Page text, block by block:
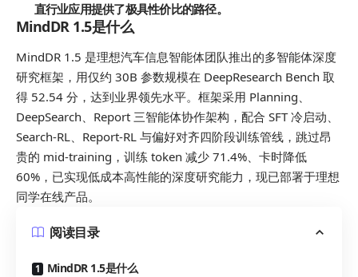
直行业应用提供了极具性价比的路径。
MindDR 1.5是什么
MindDR 1.5 是理想汽车信息智能体团队推出的多智能体深度
研究框架，用仅约 30B 参数规模在 DeepResearch Bench 取
得 52.54 分，达到业界领先水平。框架采用 Planning、
DeepSearch、Report 三智能体协作架构，配合 SFT 冷启动、
Search-RL、Report-RL 与偏好对齐四阶段训练管线，跳过昂
贵的 mid-training，训练 token 减少 71.4%、卡时降低
60%，已实现低成本高性能的深度研究能力，现已部署于理想
同学在线产品。
阅读目录
MindDR 1.5是什么